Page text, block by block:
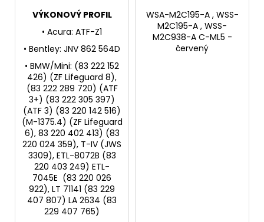
VÝKONOVÝ PROFIL
• Acura: ATF-Z1
• Bentley: JNV 862 564D
• BMW/Mini: (83 222 152
426) (ZF Lifeguard 8),
(83 222 289 720) (ATF
3+) (83 222 305 397)
(ATF 3) (83 220 142 516)
(M-1375.4) (ZF Lifeguard
6), 83 220 402 413) (83
220 024 359), T-IV (JWS
3309), ETL-8072B (83
220 403 249) ETL-
7045E (83 220 026
922), LT 71141 (83 229
407 807) LA 2634 (83
229 407 765)
WSA-M2C195-A , WSS-
M2C195-A , WSS-
M2C938-A C-ML5 -
červený